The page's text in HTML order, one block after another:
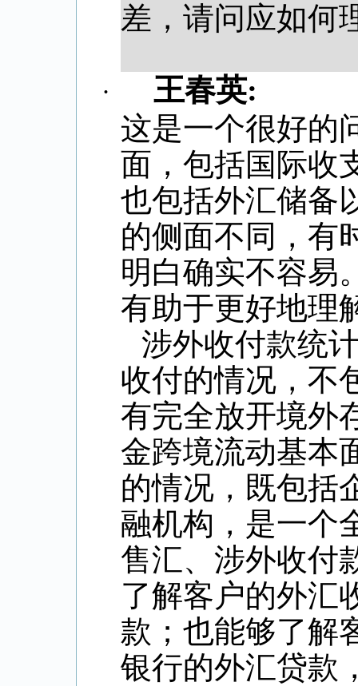
差，请问应如何
· 王春英:
这是一个很好的
面，包括国际收
也包括外汇储备
的侧面不同，有
明白确实不容易
有助于更好地理
涉外收付款统
收付的情况，不
有完全放开境外
金跨境流动基本
的情况，既包括
融机构，是一个
售汇、涉外收付
了解客户的外汇
款；也能够了解
银行的外汇贷款